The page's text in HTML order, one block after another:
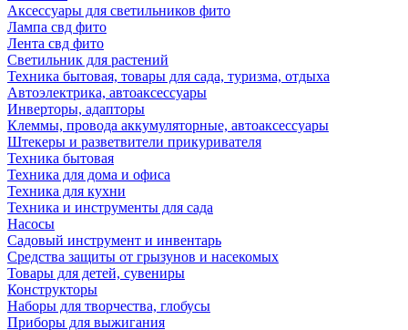
Аксессуары для светильников фито
Лампа свд фито
Лента свд фито
Светильник для растений
Техника бытовая, товары для сада, туризма, отдыха
Автоэлектрика, автоаксессуары
Инверторы, адапторы
Клеммы, провода аккумуляторные, автоаксессуары
Штекеры и разветвители прикуривателя
Техника бытовая
Техника для дома и офиса
Техника для кухни
Техника и инструменты для сада
Насосы
Садовый инструмент и инвентарь
Средства защиты от грызунов и насекомых
Товары для детей, сувениры
Конструкторы
Наборы для творчества, глобусы
Приборы для выжигания